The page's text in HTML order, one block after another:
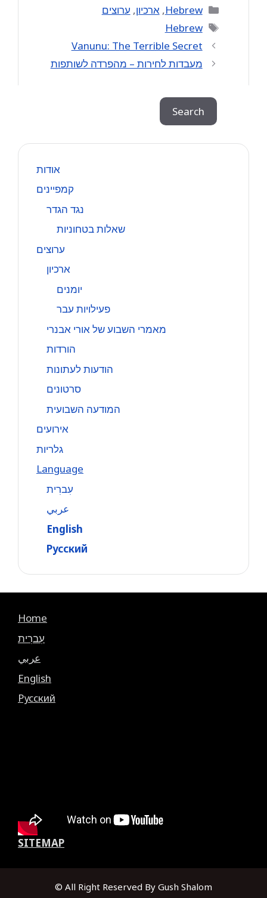
Categories
Hebrew
, ארכיון, ערוצים
Tags
Hebrew
Vanunu: The Terrible Secret
מעבדות לחירות – מהפרדה לשותפות
Search
אודות
קמפיינים
נגד הגדר
שאלות בטחוניות
ערוצים
ארכיון
יומנים
פעילויות עבר
מאמרי השבוע של אורי אבנרי
הורדות
הודעות לעתונות
סרטונים
המודעה השבועית
אירועים
גלריות
Language
עִברִית
عربي
English
Русский
Home
עִברִית
عربي
English
Русский
SITEMAP
© All Right Reserved By Gush Shalom